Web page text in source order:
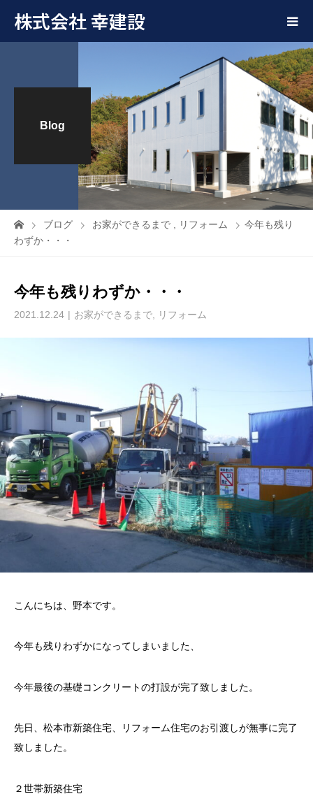
株式会社 幸建設
Blog
ブログ お家ができるまで リフォーム
今年も残り
わずか・・・
今年も残りわずか・・・
2021.12.24 お家ができるまで リフォーム
こんにちは、野本です。
今年も残りわずかになってしまいました、
今年最後の基礎コンクリートの打設が完了致しました。
先日、松本市新築住宅、リフォーム住宅のお引渡しが無事に完了
致しました。
２世帯新築住宅